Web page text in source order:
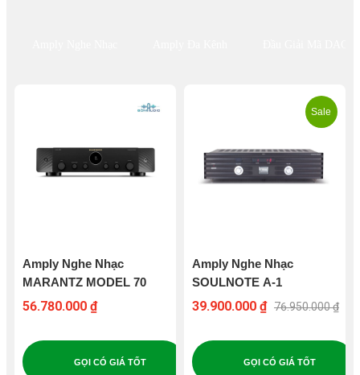
Amply Nghe Nhạc
MARANTZ MODEL 70
56.780.000 ₫
GỌI CÓ GIÁ TỐT
Sale
Amply Nghe Nhạc
SOULNOTE A-1
39.900.000 ₫ 76.950.000 ₫
GỌI CÓ GIÁ TỐT